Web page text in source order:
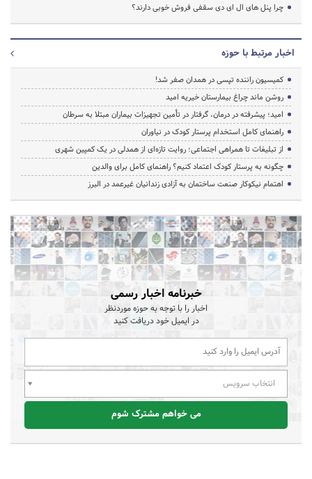
چرا پنل های ال ای دی سقفی فروش خوبی دارند؟
اخبار مرتبط با حوزه
کمیسیون راننده تپسی در همدان صفر شد!
روشن ماند چراغ بیمارستان خیریه امید
امید؛ پیشرفته در درمان، گرفتار در تأمین تجهیزات بیماران مبتلا به سرطان
راهنمای کامل استخدام پرستار کودک در نیاوران
از تبلیغات تا همراهی اجتماعی؛ روایت تازه‌ای از همدلی در یک کمپین شهری
چگونه به پرستار کودک اعتماد کنیم؟ راهنمای کامل برای والدین
اهتمام نیکوکار صنعت ساختمان به آزادی زندانیان غیرعمد در البرز
خبرنامه اخبار رسمی
اخبار را با توجه به حوزه موردنظر
در ایمیل خود دریافت کنید
انتخاب سرویس
می خواهم مشترک شوم